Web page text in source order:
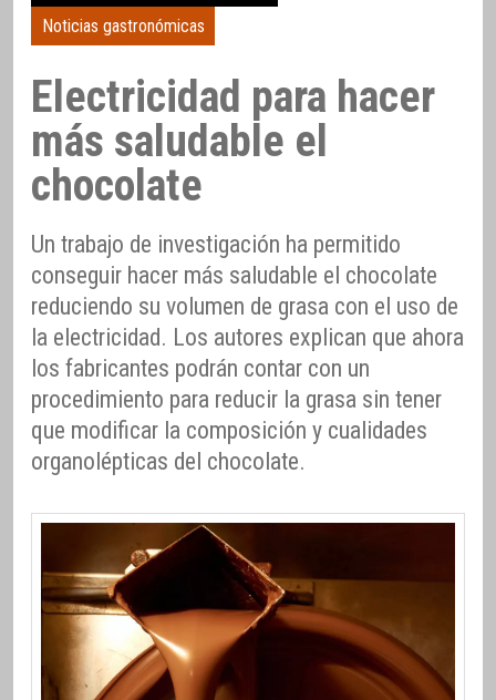
Noticias gastronómicas
Electricidad para hacer
más saludable el
chocolate
Un trabajo de investigación ha permitido
conseguir hacer más saludable el chocolate
reduciendo su volumen de grasa con el uso de
la electricidad. Los autores explican que ahora
los fabricantes podrán contar con un
procedimiento para reducir la grasa sin tener
que modificar la composición y cualidades
organolépticas del chocolate.